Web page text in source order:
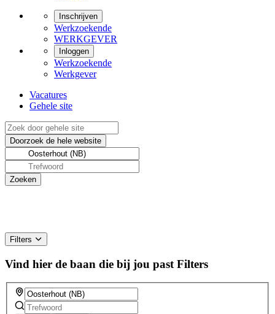
Inschrijven
Werkzoekende
WERKGEVER
Inloggen
Werkzoekende
Werkgever
Vacatures
Gehele site
Filters
Vind hier de baan die bij jou past Filters